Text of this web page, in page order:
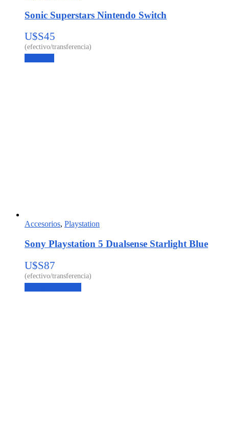
Sonic Superstars Nintendo Switch
U$S45
Accesorios, Playstation
Sony Playstation 5 Dualsense Starlight Blue
U$S87